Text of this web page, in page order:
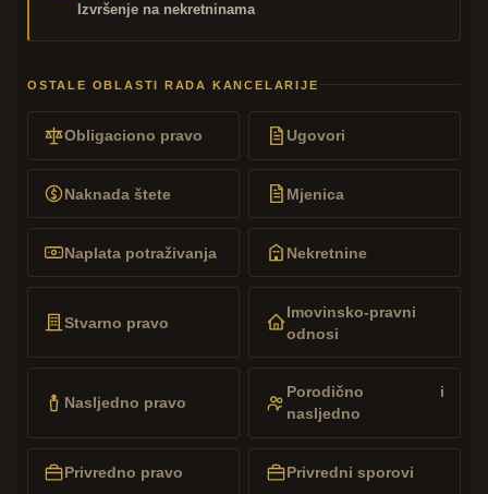
Izvršenje na nekretninama
OSTALE OBLASTI RADA KANCELARIJE
Obligaciono pravo Ugovori
Naknada štete Mjenica
Naplata potraživanja Nekretnine
Stvarno pravo
Imovinsko-pravni
odnosi
Nasljedno pravo
Porodično i
nasljedno
Privredno pravo Privredni sporovi